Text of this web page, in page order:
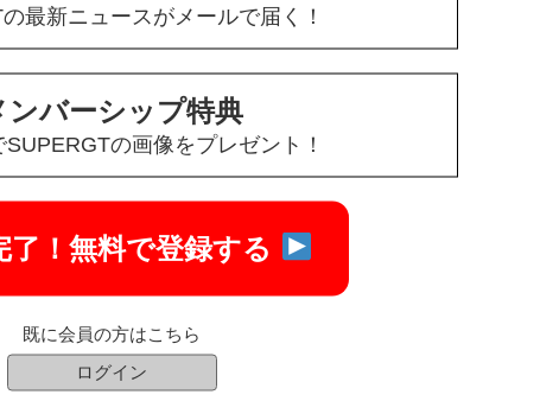
先着順
最新ニュースがメールで届く！
ンバーシップ特典
SUPERGTの画像をプレゼント！
了！無料で登録する
既に会員の方はこちら
ログイン